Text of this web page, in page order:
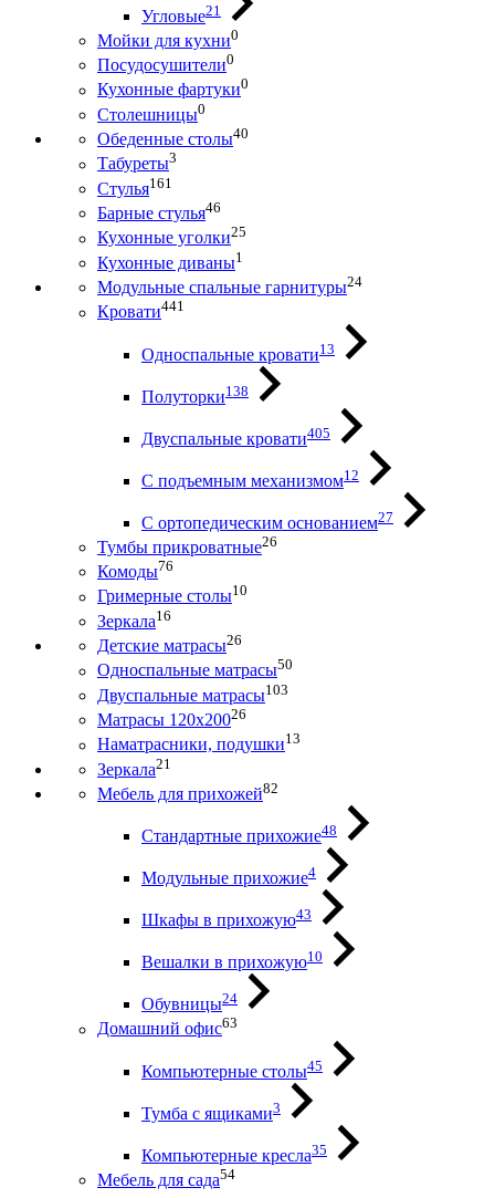
Угловые21
Мойки для кухни0
Посудосушители0
Кухонные фартуки0
Столешницы0
Обеденные столы40
Табуреты3
Стулья161
Барные стулья46
Кухонные уголки25
Кухонные диваны1
Модульные спальные гарнитуры24
Кровати441
Односпальные кровати13
Полуторки138
Двуспальные кровати405
С подъемным механизмом12
С ортопедическим основанием27
Тумбы прикроватные26
Комоды76
Гримерные столы10
Зеркала16
Детские матрасы26
Односпальные матрасы50
Двуспальные матрасы103
Матрасы 120х20026
Наматрасники, подушки13
Зеркала21
Мебель для прихожей82
Стандартные прихожие48
Модульные прихожие4
Шкафы в прихожую43
Вешалки в прихожую10
Обувницы24
Домашний офис63
Компьютерные столы45
Тумба с ящиками3
Компьютерные кресла35
Мебель для сада54